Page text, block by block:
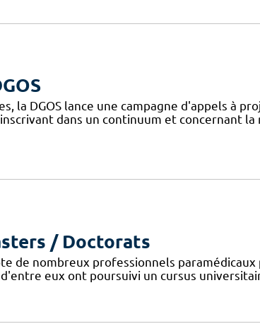
la DGOS lance une campagne d'appels à
dans un continuum et concernant la
/ Doctorats
de nombreux professionnels
eux ont poursuivi un cursus